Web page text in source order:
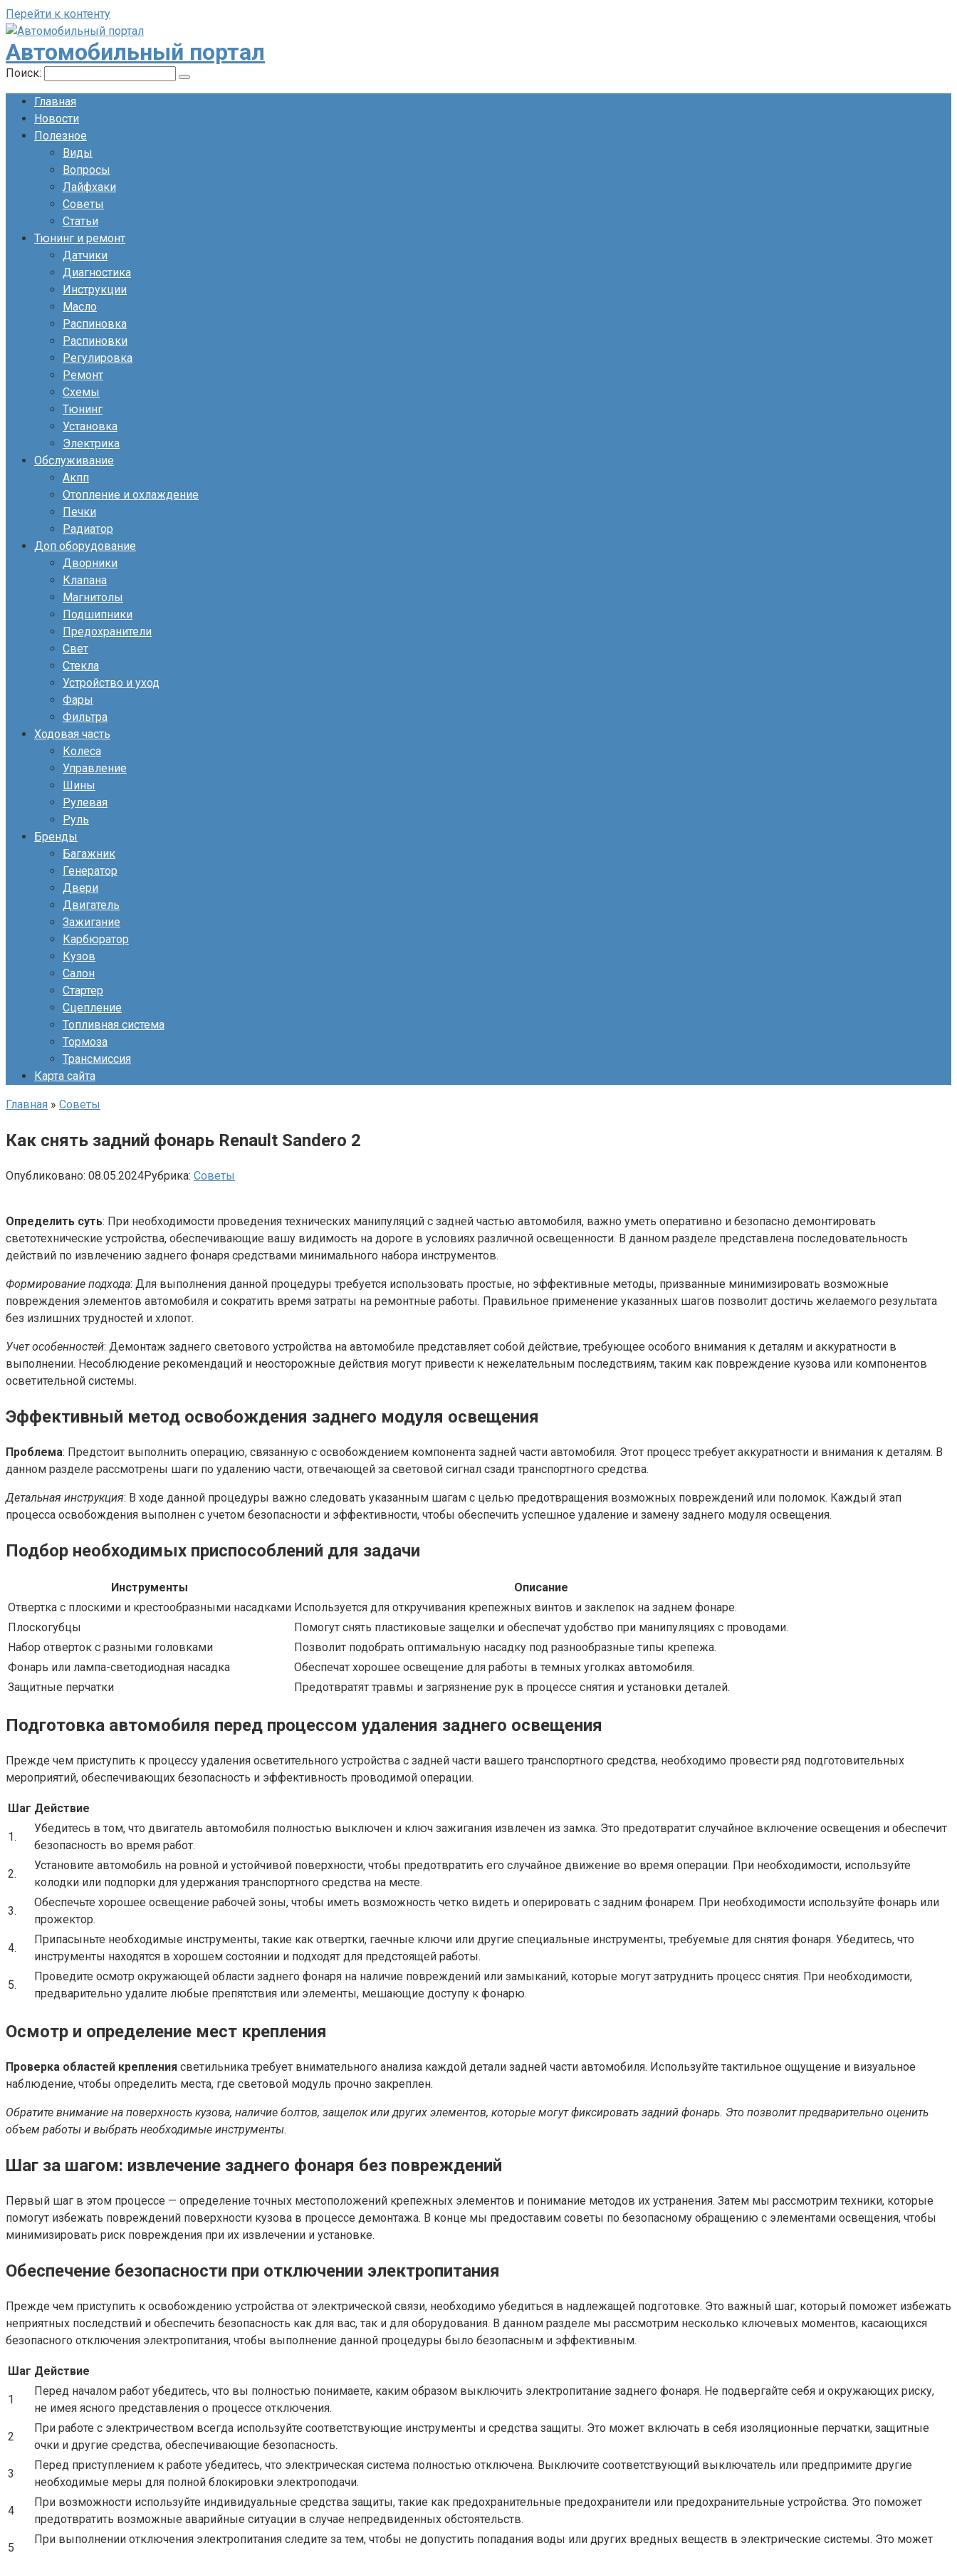
Перейти к контенту
Автомобильный портал
Поиск:
Главная
Новости
Полезное
Виды
Вопросы
Лайфхаки
Советы
Статьи
Тюнинг и ремонт
Датчики
Диагностика
Инструкции
Масло
Распиновка
Распиновки
Регулировка
Ремонт
Схемы
Тюнинг
Установка
Электрика
Обслуживание
Акпп
Отопление и охлаждение
Печки
Радиатор
Доп оборудование
Дворники
Клапана
Магнитолы
Подшипники
Предохранители
Свет
Стекла
Устройство и уход
Фары
Фильтра
Ходовая часть
Колеса
Управление
Шины
Рулевая
Руль
Бренды
Багажник
Генератор
Двери
Двигатель
Зажигание
Карбюратор
Кузов
Салон
Стартер
Сцепление
Топливная система
Тормоза
Трансмиссия
Карта сайта
Главная » Советы
Как снять задний фонарь Renault Sandero 2
Опубликовано: 08.05.2024Рубрика: Советы
Определить суть: При необходимости проведения технических манипуляций с задней частью автомобиля, важно уметь оперативно и безопасно демонтировать
светотехнические устройства, обеспечивающие вашу видимость на дороге в условиях различной освещенности. В данном разделе представлена последовательность
действий по извлечению заднего фонаря средствами минимального набора инструментов.
Формирование подхода: Для выполнения данной процедуры требуется использовать простые, но эффективные методы, призванные минимизировать возможные
повреждения элементов автомобиля и сократить время затраты на ремонтные работы. Правильное применение указанных шагов позволит достичь желаемого результата
без излишних трудностей и хлопот.
Учет особенностей: Демонтаж заднего светового устройства на автомобиле представляет собой действие, требующее особого внимания к деталям и аккуратности в
выполнении. Несоблюдение рекомендаций и неосторожные действия могут привести к нежелательным последствиям, таким как повреждение кузова или компонентов
осветительной системы.
Эффективный метод освобождения заднего модуля освещения
Проблема: Предстоит выполнить операцию, связанную с освобождением компонента задней части автомобиля. Этот процесс требует аккуратности и внимания к деталям. В
данном разделе рассмотрены шаги по удалению части, отвечающей за световой сигнал сзади транспортного средства.
Детальная инструкция: В ходе данной процедуры важно следовать указанным шагам с целью предотвращения возможных повреждений или поломок. Каждый этап
процесса освобождения выполнен с учетом безопасности и эффективности, чтобы обеспечить успешное удаление и замену заднего модуля освещения.
Подбор необходимых приспособлений для задачи
Инструменты
Описание
Отвертка с плоскими и крестообразными насадками Используется для откручивания крепежных винтов и заклепок на заднем фонаре.
Плоскогубцы
Помогут снять пластиковые защелки и обеспечат удобство при манипуляциях с проводами.
Набор отверток с разными головками
Позволит подобрать оптимальную насадку под разнообразные типы крепежа.
Фонарь или лампа-светодиодная насадка
Обеспечат хорошее освещение для работы в темных уголках автомобиля.
Защитные перчатки
Предотвратят травмы и загрязнение рук в процессе снятия и установки деталей.
Подготовка автомобиля перед процессом удаления заднего освещения
Прежде чем приступить к процессу удаления осветительного устройства с задней части вашего транспортного средства, необходимо провести ряд подготовительных
мероприятий, обеспечивающих безопасность и эффективность проводимой операции.
Шаг Действие
1.
Убедитесь в том, что двигатель автомобиля полностью выключен и ключ зажигания извлечен из замка. Это предотвратит случайное включение освещения и обеспечит
безопасность во время работ.
2.
Установите автомобиль на ровной и устойчивой поверхности, чтобы предотвратить его случайное движение во время операции. При необходимости, используйте
колодки или подпорки для удержания транспортного средства на месте.
3.
Обеспечьте хорошее освещение рабочей зоны, чтобы иметь возможность четко видеть и оперировать с задним фонарем. При необходимости используйте фонарь или
прожектор.
4.
Припасыньте необходимые инструменты, такие как отвертки, гаечные ключи или другие специальные инструменты, требуемые для снятия фонаря. Убедитесь, что
инструменты находятся в хорошем состоянии и подходят для предстоящей работы.
5.
Проведите осмотр окружающей области заднего фонаря на наличие повреждений или замыканий, которые могут затруднить процесс снятия. При необходимости,
предварительно удалите любые препятствия или элементы, мешающие доступу к фонарю.
Осмотр и определение мест крепления
Проверка областей крепления светильника требует внимательного анализа каждой детали задней части автомобиля. Используйте тактильное ощущение и визуальное
наблюдение, чтобы определить места, где световой модуль прочно закреплен.
Обратите внимание на поверхность кузова, наличие болтов, защелок или других элементов, которые могут фиксировать задний фонарь. Это позволит предварительно оценить
объем работы и выбрать необходимые инструменты.
Шаг за шагом: извлечение заднего фонаря без повреждений
Первый шаг в этом процессе — определение точных местоположений крепежных элементов и понимание методов их устранения. Затем мы рассмотрим техники, которые
помогут избежать повреждений поверхности кузова в процессе демонтажа. В конце мы предоставим советы по безопасному обращению с элементами освещения, чтобы
минимизировать риск повреждения при их извлечении и установке.
Обеспечение безопасности при отключении электропитания
Прежде чем приступить к освобождению устройства от электрической связи, необходимо убедиться в надлежащей подготовке. Это важный шаг, который поможет избежать
неприятных последствий и обеспечить безопасность как для вас, так и для оборудования. В данном разделе мы рассмотрим несколько ключевых моментов, касающихся
безопасного отключения электропитания, чтобы выполнение данной процедуры было безопасным и эффективным.
Шаг Действие
1
Перед началом работ убедитесь, что вы полностью понимаете, каким образом выключить электропитание заднего фонаря. Не подвергайте себя и окружающих риску,
не имея ясного представления о процессе отключения.
2
При работе с электричеством всегда используйте соответствующие инструменты и средства защиты. Это может включать в себя изоляционные перчатки, защитные
очки и другие средства, обеспечивающие безопасность.
3
Перед приступлением к работе убедитесь, что электрическая система полностью отключена. Выключите соответствующий выключатель или предпримите другие
необходимые меры для полной блокировки электроподачи.
4
При возможности используйте индивидуальные средства защиты, такие как предохранительные предохранители или предохранительные устройства. Это поможет
предотвратить возможные аварийные ситуации в случае непредвиденных обстоятельств.
5
При выполнении отключения электропитания следите за тем, чтобы не допустить попадания воды или других вредных веществ в электрические системы. Это может